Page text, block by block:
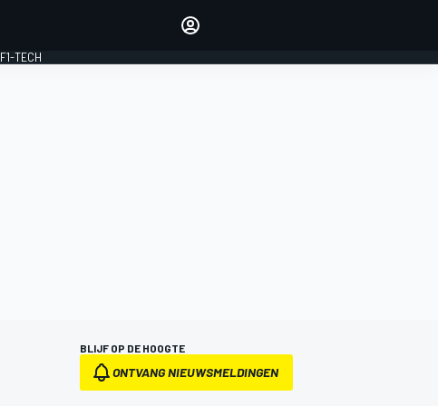
F1-TECH
BLIJF OP DE HOOGTE
ONTVANG NIEUWSMELDINGEN